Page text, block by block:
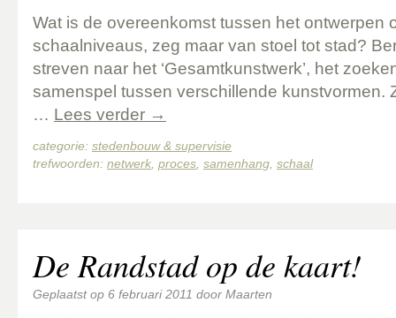
Wat is de overeenkomst tussen het ontwerpen
schaalniveaus, zeg maar van stoel tot stad?
streven naar het ‘Gesamtkunstwerk’, het
samenspel tussen verschillende kunstvormen.
… Lees verder →
categorie: stedenbouw & supervisie
trefwoorden: netwerk proces samenhang schaal
De Randstad op de kaart!
Geplaatst op 6 februari 2011 door Maarten